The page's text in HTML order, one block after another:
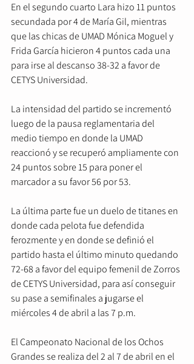
En el segundo cuarto Lara hizo 11 puntos
secundada por 4 de María Gil, mientras
que las chicas de UMAD Mónica Moguel y
Frida García hicieron 4 puntos cada una
para irse al descanso 38-32 a favor de
CETYS Universidad.
La intensidad del partido se incrementó
luego de la pausa reglamentaria del
medio tiempo en donde la UMAD
reaccionó y se recuperó ampliamente con
24 puntos sobre 15 para poner el
marcador a su favor 56 por 53.
La última parte fue un duelo de titanes en
donde cada pelota fue defendida
ferozmente y en donde se definió el
partido hasta el último minuto quedando
72-68 a favor del equipo femenil de Zorros
de CETYS Universidad, para así conseguir
su pase a semifinales a jugarse el
miércoles 4 de abril a las 7 p.m.
El Campeonato Nacional de los Ochos
Grandes se realiza del 2 al 7 de abril en el